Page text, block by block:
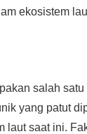
ekosistem
salah
yang patut
laut saat ini.